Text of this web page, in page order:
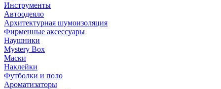
Инструменты
Автоодеяло
Архитектурная шумоизоляция
Фирменные аксессуары
Наушники
Mystery Box
Маски
Наклейки
Футболки и поло
Ароматизаторы